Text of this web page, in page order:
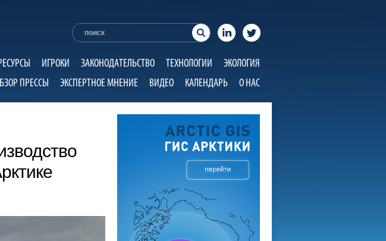
ИГРОКИ ЗАКОНОДАТЕЛЬСТВО ТЕХНОЛОГИИ
ЭКОЛОГИЯ
ПРЕССЫ ЭКСПЕРТНОЕ МНЕНИЕ ВИДЕО КАЛЕНДАРЬ О НАС